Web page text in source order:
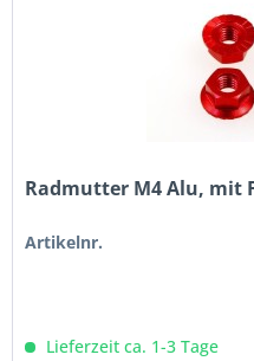
Radmutter M4 Alu, mit
Artikelnr.
Lieferzeit ca. 1-3 Tage